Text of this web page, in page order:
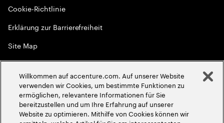
Cookie-Richtlinie
Erklärung zur Barrierefreiheit
Site Map
Globale Meritokratie
2026Accenture. Alle Rechte vorbehalten
Willkommen auf accenture.com. Auf unserer Website
verwenden wir Cookies, um bestimmte Funktionen zu
ermöglichen, relevantere Informationen für Sie
bereitzustellen und um Ihre Erfahrung auf unserer
Website zu optimieren. Mithilfe von Cookies können wir